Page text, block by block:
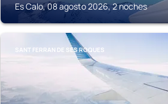
Es Calo, 08 agosto 2026, 2 noches
SANT FERRAN DE SES ROQUES